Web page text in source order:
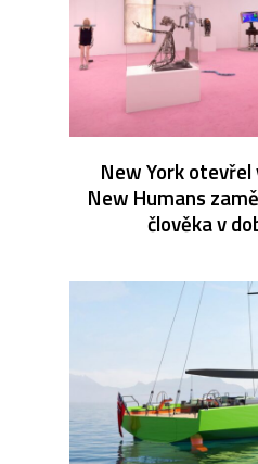
New York
New Humans
člověka v